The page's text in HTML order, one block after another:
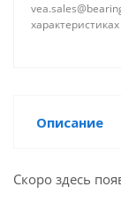
Описание
Скоро здесь